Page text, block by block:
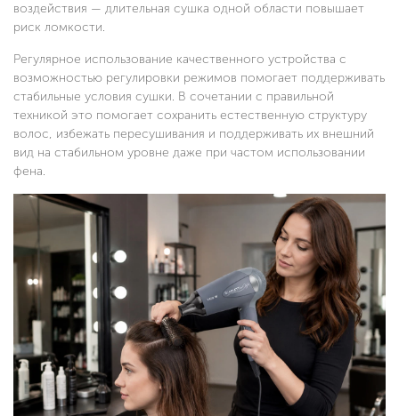
воздействия — длительная сушка одной области повышает
риск ломкости.
Регулярное использование качественного устройства с
возможностью регулировки режимов помогает поддерживать
стабильные условия сушки. В сочетании с правильной
техникой это помогает сохранить естественную структуру
волос, избежать пересушивания и поддерживать их внешний
вид на стабильном уровне даже при частом использовании
фена.